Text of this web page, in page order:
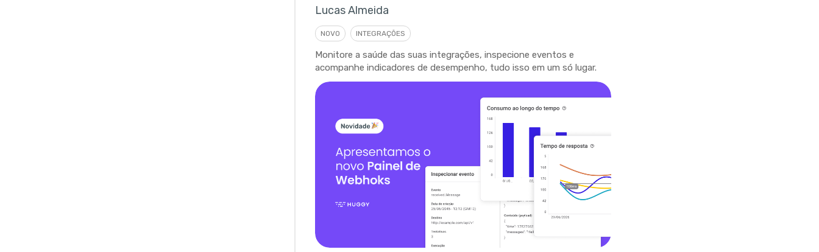
Lucas Almeida
NOVO INTEGRAÇÕES
Monitore a saúde das suas integrações, inspecione eventos e
acompanhe indicadores de desempenho, tudo isso em um só lugar.